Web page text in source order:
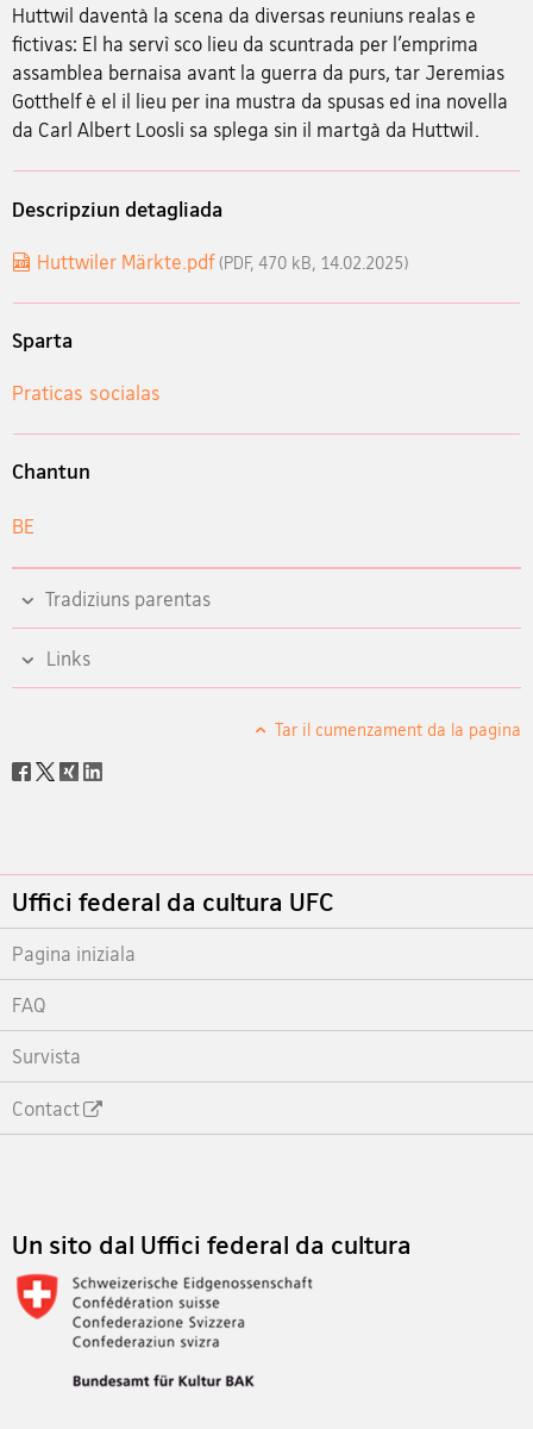
Huttwil daventà la scena da diversas reuniuns realas e
fictivas: El ha servì sco lieu da scuntrada per l’emprima
assamblea bernaisa avant la guerra da purs, tar Jeremias
Gotthelf è el il lieu per ina mustra da spusas ed ina novella
da Carl Albert Loosli sa splega sin il martgà da Huttwil.
Descripziun detagliada
Huttwiler Märkte.pdf(PDF, 470 kB, 14.02.2025)
Sparta
Praticas socialas
Chantun
BE
Tradiziuns parentas
Links
Tar il cumenzament da la pagina
Social
Footer
Uffici federal da cultura UFC
Pagina iniziala
FAQ
Survista
Contact
Un sito dal Uffici federal da cultura